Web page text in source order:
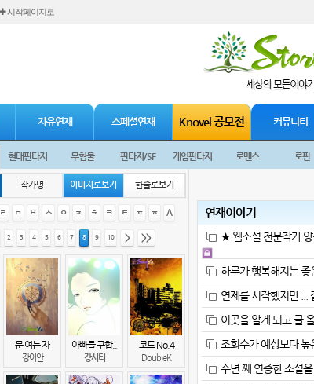
시작페이지로
자유연재 스페셜연재 Knovel 공모전 커뮤니티
현대판타지 무협물 판타지/SF 게임판타지 로맨스 로판
작가명 이미지로보기 한줄로보기
ㄹ ㅁ ㅂ ㅅ ㅇ ㅈ ㅊ ㅋ ㅌ ㅍ ㅎ A
2 3 4 5 6 7 8 9 10 > >>
문 여는 자
강이안
아빠를 구합..
강시티
코드 No.4
DoubleK
연재이야기
★ 웹소설 전문작가
하루가 행복해지는
연제를 시작했지만 ...
이곳을 알게 되고 글
조회수가 예상보다
수년 째 연중한 소설